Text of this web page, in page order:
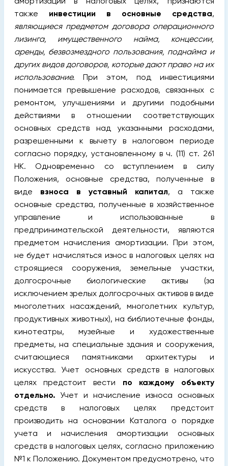
также инвестиции в основные средства,
являющиеся предметом договора операционного
лизинга, имущественного найма, концессии,
аренды, безвозмездного пользования, поднайма и
других видов договоров, которые дают право на их
использование. При этом, под инвестициями
понимается превышение расходов, связанных с
ремонтом, улучшениями и другими подобными
действиями в отношении соответствующих
основных средств над указанными расходами,
разрешенными к вычету в налоговом периоде
согласно порядку, установленному в ч. (11) ст. 261
НК. Одновременно со вступлением в силу
Положения, основные средства, полученные в
виде взноса в уставный капитал, а также
основные средства, полученные в хозяйственное
управление и использованные в
предпринимательской деятельности, являются
предметом начисления амортизации. При этом,
не будет начисляться износ в налоговых целях на
строящиеся сооружения, земельные участки,
долгосрочные биологические активы (за
исключением зрелых долгосрочных активов в виде
многолетних насаждений, многолетних культур,
продуктивных животных), на библиотечные фонды,
кинотеатры, музейные и художественные
предметы, на специальные здания и сооружения,
считающиеся памятниками архитектуры и
искусства. Учет основных средств в налоговых
целях предстоит вести по каждому объекту
отдельно. Учет и начисление износа основных
средств в налоговых целях предстоит
производить на основании Каталога о порядке
учета и начисления амортизации основных
средств в налоговых целях, согласно приложению
№1 к Положению. Документом предусмотрено, что